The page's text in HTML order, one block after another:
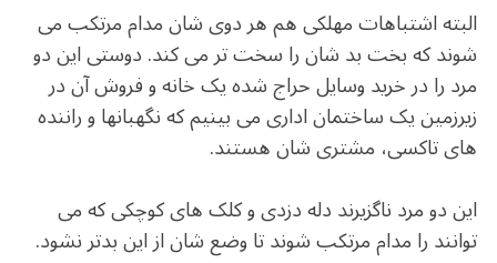
البته اشتباهات مهلکی هم هر دوی شان مدام مرتکب می
شوند که بخت بد شان را سخت تر می کند. دوستی این دو
مرد را در خرید وسایل حراج شده یک خانه و فروش آن در
زیرزمین یک ساختمان اداری می بینیم که نگهبانها و راننده
های تاکسی، مشتری شان هستند.
این دو مرد ناگزیرند دله دزدی و کلک های کوچکی که می
توانند را مدام مرتکب شوند تا وضع شان از این بدتر نشود.